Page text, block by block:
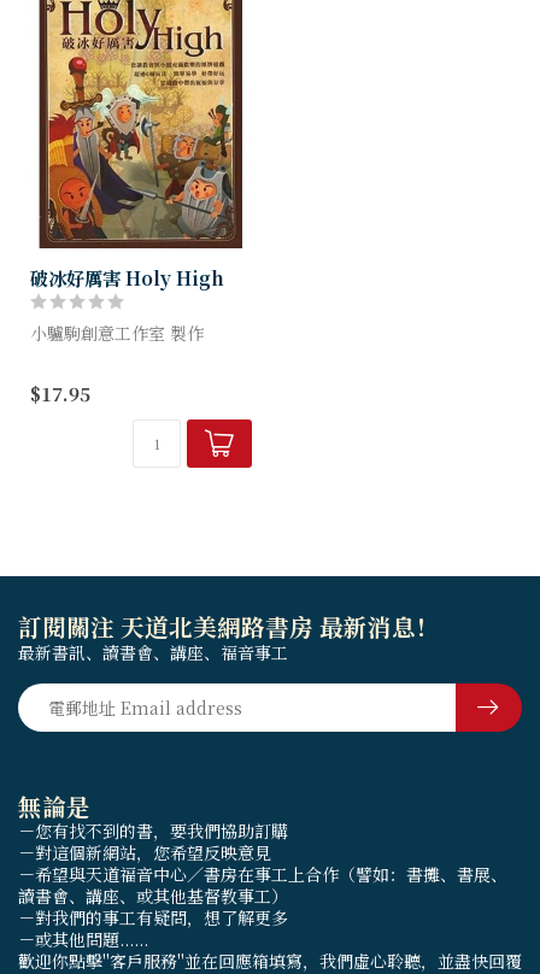
破冰好厲害 Holy High
小驢駒創意工作室 製作
紙牌遊戲，超過6種玩法，簡
單易學，好帶好玩 從遊戲中
帶出祝福與分享。
$17.95
無論是
－您有找不到的書，要我們協助訂購
－對這個新網站，您希望反映意見
－希望與天道福音中心／書房在事工上合作（譬如：書攤、書展、
讀書會、講座、或其他基督教事工）
－對我們的事工有疑問，想了解更多
－或其他問題......
歡迎你點擊"客戶服務"並在回應箱填寫，我們虛心聆聽，並盡快回覆
訂閱關注 天道北美網路書房 最新消息！
最新書訊、讀書會、講座、福音事工